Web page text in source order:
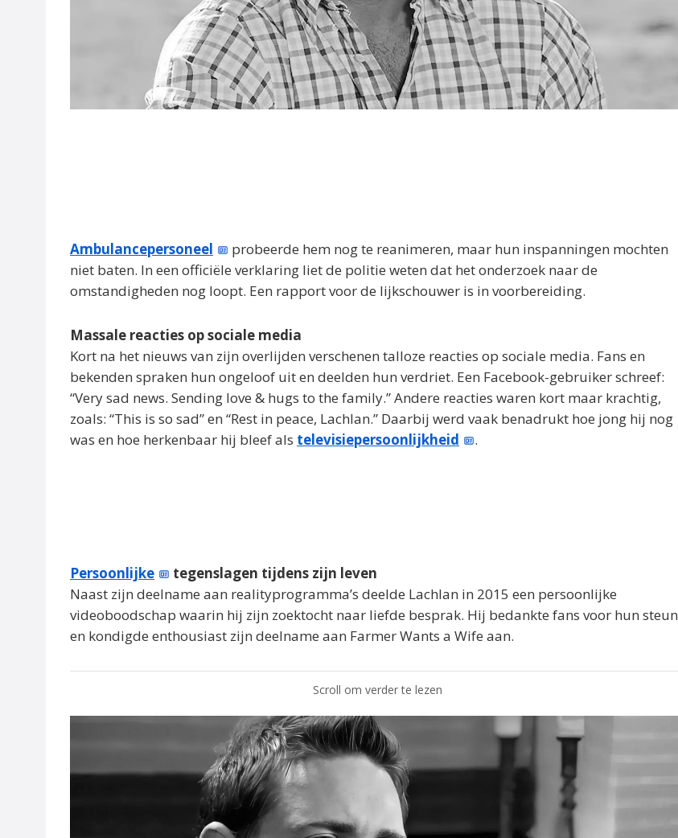
Ambulancepersoneel
probeerde hem nog te reanimeren, maar hun inspanningen mochten
niet baten. In een officiële verklaring liet de politie weten dat het onderzoek naar de
omstandigheden nog loopt. Een rapport voor de lijkschouwer is in voorbereiding.
Massale reacties op sociale media
Kort na het nieuws van zijn overlijden verschenen talloze reacties op sociale media. Fans en
bekenden spraken hun ongeloof uit en deelden hun verdriet. Een Facebook-gebruiker schreef:
“Very sad news. Sending love & hugs to the family.” Andere reacties waren kort maar krachtig,
zoals: “This is so sad” en “Rest in peace, Lachlan.” Daarbij werd vaak benadrukt hoe jong hij nog
was en hoe herkenbaar hij bleef als televisiepersoonlijkheid .
Persoonlijke
tegenslagen tijdens zijn leven
Naast zijn deelname aan realityprogramma’s deelde Lachlan in 2015 een persoonlijke
videoboodschap waarin hij zijn zoektocht naar liefde besprak. Hij bedankte fans voor hun steun
en kondigde enthousiast zijn deelname aan Farmer Wants a Wife aan.
Scroll om verder te lezen